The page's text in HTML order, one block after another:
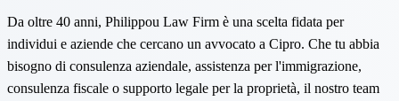
Da oltre 40 anni, Philippou Law Firm è una scelta fidata per
individui e aziende che cercano un avvocato a Cipro. Che tu abbia
bisogno di consulenza aziendale, assistenza per l'immigrazione,
consulenza fiscale o supporto legale per la proprietà, il nostro team